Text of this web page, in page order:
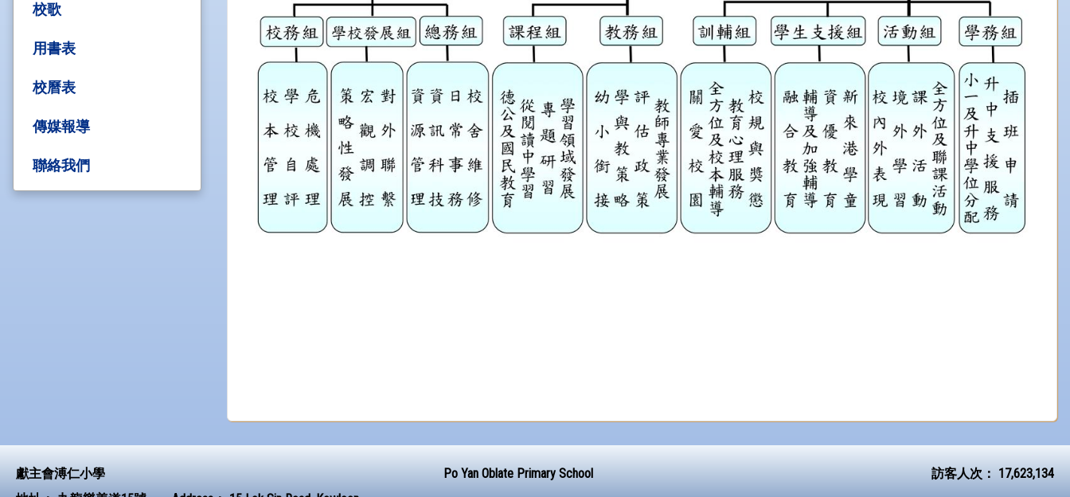
校歌
用書表
校曆表
傳媒報導
聯絡我們
獻主會溥仁小學 Po Yan Oblate Primary School 訪客人次： 17,623,134